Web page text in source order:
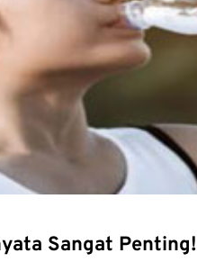
Sangat Penting!